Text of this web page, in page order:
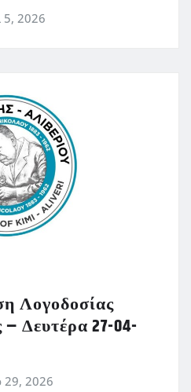
5, 2026
Λογοδοσίας
Δευτέρα 27-04-
29, 2026